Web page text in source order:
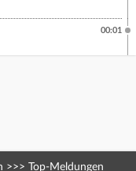
00:01
>>> Top-Meldungen